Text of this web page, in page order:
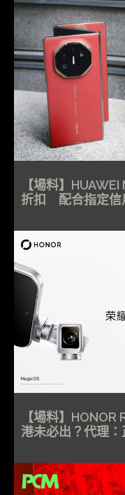
【場料】
折扣 配合指定信
【場料】
港未必出？代理